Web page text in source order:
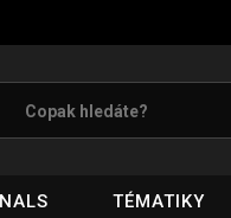
TÉMATIKY